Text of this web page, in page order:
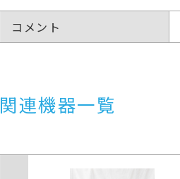
コメント
関連機器一覧